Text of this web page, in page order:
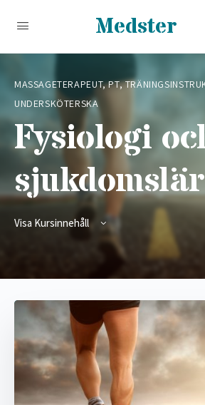
Medster
MASSAGETERAPEUT, PT,
UNDERSKÖTERSKA
Fysiologi
Visa Kursinnehåll